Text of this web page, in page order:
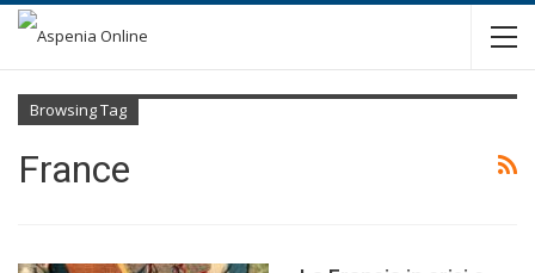
Browsing Tag
France